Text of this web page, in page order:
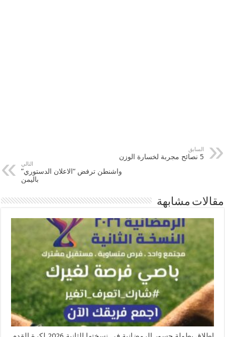
السابق
5 نصائح مجربة لخسارة الوزن
التالي
واشنطن ترفض “الاعلان الدستوري”
باليمن
مقالات مشابهة